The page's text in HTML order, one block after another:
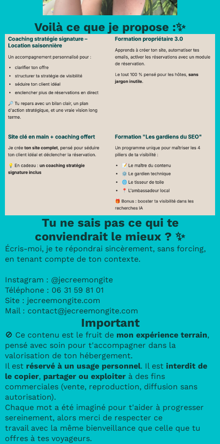
Voilà ce que je propose :✨
Tu ne sais pas ce qui te
conviendrait le mieux ? ✨
Écris-moi, je te répondrai sincèrement, sans forcing,
en tenant compte de ton contexte.
Instagram : @jecreemongite
Téléphone : 06 31 59 81 01
Site : jecreemongite.com
Mail : contact@jecreemongite.com
Important
🚫 Ce contenu est le fruit de mon expérience terrain,
pensé avec soin pour t'accompagner dans la
valorisation de ton hébergement.
Il est réservé à un usage personnel. Il est interdit de
le copier, partager ou exploiter à des fins
commerciales (vente, reproduction, diffusion sans
autorisation).
Chaque mot a été imaginé pour t'aider à progresser
sereinement, alors merci de respecter ce
travail avec la même bienveillance que celle que tu
offres à tes voyageurs.